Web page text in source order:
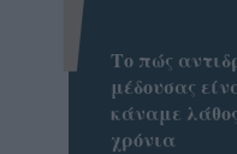
Το πώς
μέδουσας
κάναμε
χρόνια